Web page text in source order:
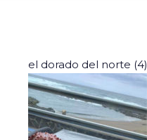
el dorado del norte (4)